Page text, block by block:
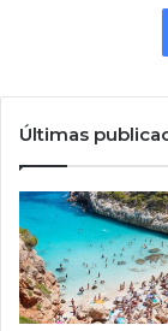
Últimas